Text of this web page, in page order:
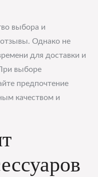
выбора и
Однако не
для доставки и
выборе
предпочтение
качеством и